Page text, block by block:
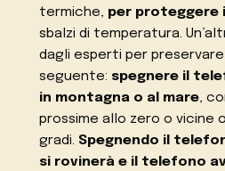
termiche, per proteggere
sbalzi di temperatura.
dagli esperti per
seguente: spegnere il
in montagna o al mare,
prossime allo zero o vicine
gradi. Spegnendo il
si rovinerà e il telefono